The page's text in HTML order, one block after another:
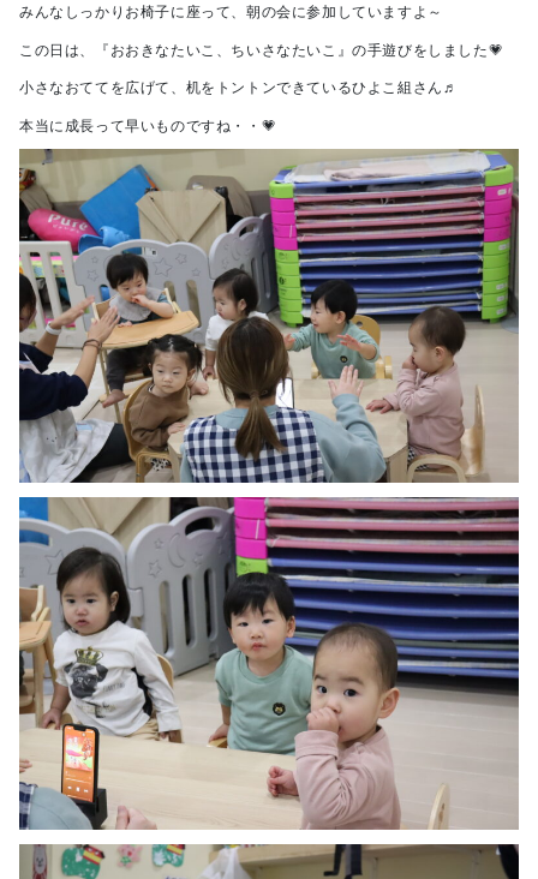
みんなしっかりお椅子に座って、朝の会に参加していますよ～
この日は、『おおきなたいこ、ちいさなたいこ』の手遊びをしました💗
小さなおててを広げて、机をトントンできているひよこ組さん♬
本当に成長って早いものですね・・💗